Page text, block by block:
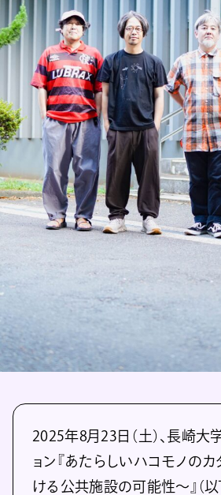
2025年8月23日（土）、長崎大
ョン『あたらしいハコモノの
ける公共施設の可能性～』（以